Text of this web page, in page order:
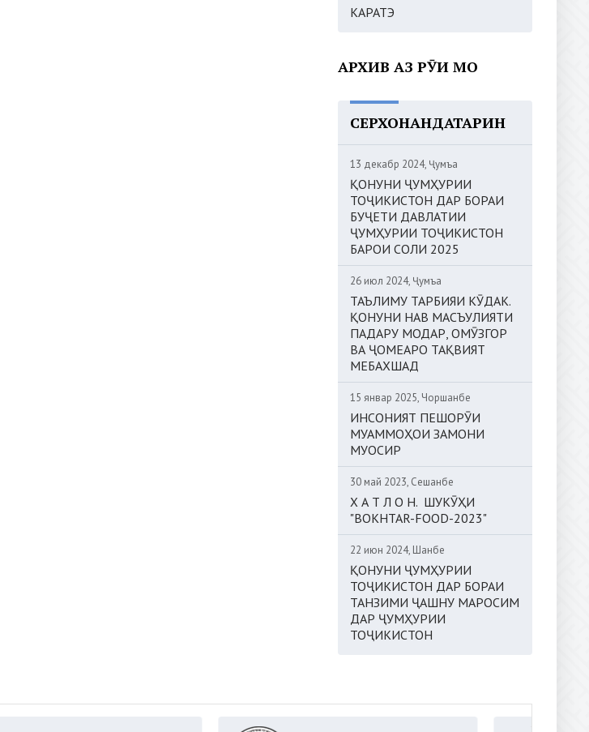
КАРАТЭ
АРХИВ АЗ РӮИ МОҲ
СЕРХОНАНДАТАРИН
13 декабр 2024, Ҷумъа
ҚОНУНИ ҶУМҲУРИИ
ТОҶИКИСТОН ДАР БОРАИ
БУҶЕТИ ДАВЛАТИИ
ҶУМҲУРИИ ТОҶИКИСТОН
БАРОИ СОЛИ 2025
26 июл 2024, Ҷумъа
ТАЪЛИМУ ТАРБИЯИ КӮДАК.
ҚОНУНИ НАВ МАСЪУЛИЯТИ
ПАДАРУ МОДАР, ОМӮЗГОР
ВА ҶОМЕАРО ТАҚВИЯТ
МЕБАХШАД
15 январ 2025, Чоршанбе
ИНСОНИЯТ ПЕШОРӮИ
МУАММОҲОИ ЗАМОНИ
МУОСИР
30 май 2023, Сешанбе
Х А Т Л О Н. ШУКӮҲИ
"BOKHTAR-FOOD-2023"
22 июн 2024, Шанбе
ҚОНУНИ ҶУМҲУРИИ
ТОҶИКИСТОН ДАР БОРАИ
ТАНЗИМИ ҶАШНУ МАРОСИМ
ДАР ҶУМҲУРИИ
ТОҶИКИСТОН